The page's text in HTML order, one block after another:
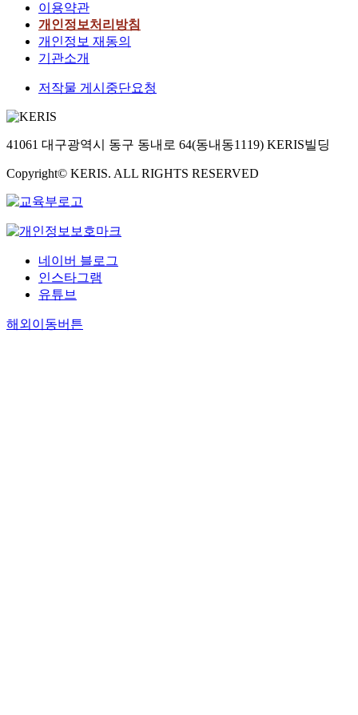
이용약관
개인정보처리방침
개인정보 재동의
기관소개
저작물 게시중단요청
41061 대구광역시 동구 동내로 64(동내동1119) KERIS빌딩
Copyright© KERIS. ALL RIGHTS RESERVED
네이버 블로그
인스타그램
유튜브
해외이동버튼